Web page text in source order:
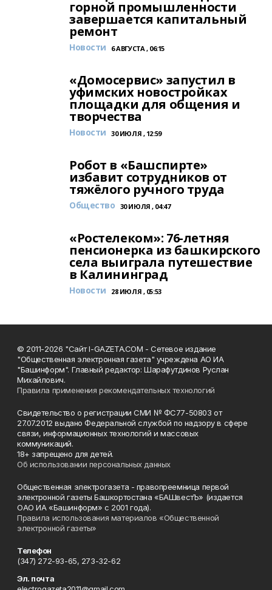
горной промышленности
завершается капитальный
ремонт
Новости 6 АВГУСТА , 06:15
«Домосервис» запустил в
уфимских новостройках
площадки для общения и
творчества
Новости 30 ИЮЛЯ , 12:59
Робот в «Башспирте»
избавит сотрудников от
тяжёлого ручного труда
Общество 30 ИЮЛЯ , 04:47
«Ростелеком»: 76-летняя
пенсионерка из башкирского
села выиграла путешествие
в Калининград
Новости 28 ИЮЛЯ , 05:53
© 2011-2026 "Сайт I-GAZETA.COM - Сетевое издание
"Общественная электронная газета" учреждена АО ИА
"Башинформ". Главный редактор: Шарафутдинов Руслан
Михайлович.
Правила применения рекомендательных технологий
Свидетельство о регистрации СМИ № ФС77-50803 от
27.07.2012 выдано Федеральной службой по надзору в сфере
связи, информационных технологий и массовых
коммуникаций.
18+ запрещено для детей.
Об использовании персональных данных
Общественная электрогазета - правопреемница первой
электронной газеты Башкортостана «БАШвестЪ» (издается
ОАО ИА «Башинформ» с 2001 года).
Правила использования материалов «Общественной
электронной газеты»
Телефон
(347) 272-93-65, 273-32-62
Эл. почта